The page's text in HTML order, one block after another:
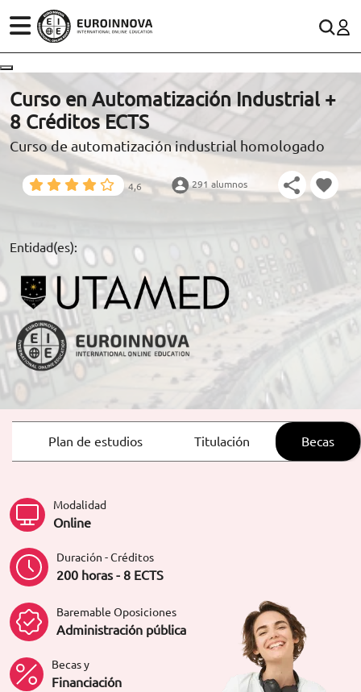
ÁREAS
ESTUDIOS
CONOCE EUROINNOVA
RECURSOS EDUCATIVOS
ARTÍCULOS
ORIENTACIÓN LABORAL
CONTACTO
(+34)958 050 200(gratuito en España)
900 831 200
formacion@euroinnova.com
TRABAJA CON NOSOTROS
Curso en Automatización Industrial +
8 Créditos ECTS
Curso de automatización industrial homologado
4,6 291 alumnos
Entidad(es):
Plan de estudios Titulación Becas
Modalidad
Online
Duración - Créditos
200 horas - 8 ECTS
Baremable Oposiciones
Administración pública
Becas y
Financiación